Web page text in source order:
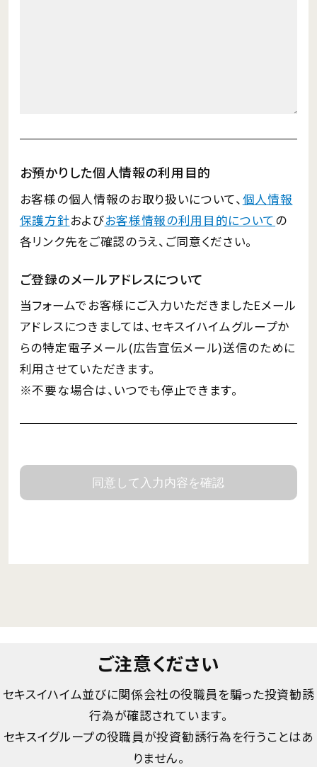
お預かりした個人情報の利用目的
お客様の個人情報のお取り扱いについて、 個人情報
保護方針およびお客様情報の利用目的についての
各リンク先をご確認のうえ、ご同意ください。
ご登録のメールアドレスについて
当フォームでお客様にご入力いただきましたEメール
アドレスにつきましては、セキスイハイムグループか
らの特定電子メール(広告宣伝メール)送信のために
利用させていただきます。
※不要な場合は、いつでも停止できます。
ご注意ください
セキスイハイム並びに関係会社の役職員を騙った投資勧誘
行為が確認されています。
セキスイグループの役職員が投資勧誘行為を行うことはあ
りません。